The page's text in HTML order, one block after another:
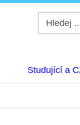
Studující a